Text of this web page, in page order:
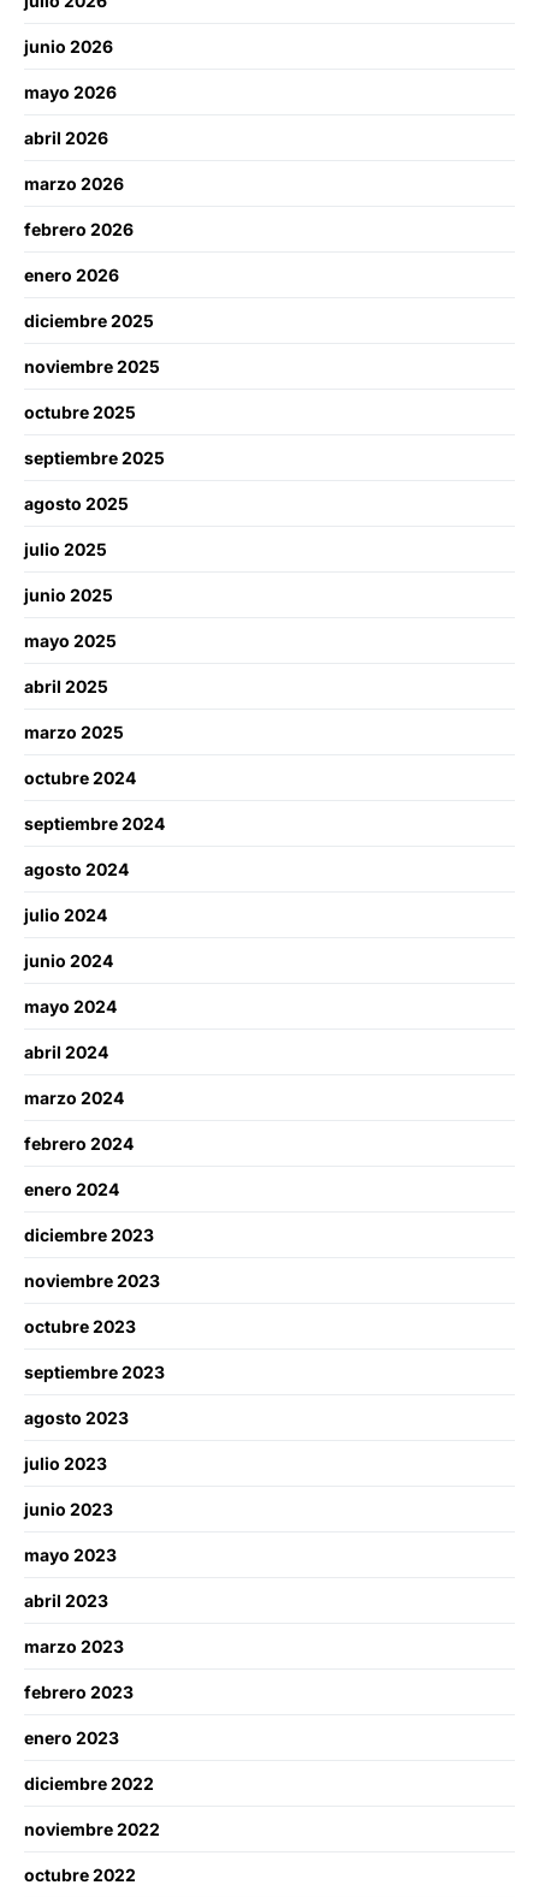
junio 2026
mayo 2026
abril 2026
marzo 2026
febrero 2026
enero 2026
diciembre 2025
noviembre 2025
octubre 2025
septiembre 2025
agosto 2025
julio 2025
junio 2025
mayo 2025
abril 2025
marzo 2025
octubre 2024
septiembre 2024
agosto 2024
julio 2024
junio 2024
mayo 2024
abril 2024
marzo 2024
febrero 2024
enero 2024
diciembre 2023
noviembre 2023
octubre 2023
septiembre 2023
agosto 2023
julio 2023
junio 2023
mayo 2023
abril 2023
marzo 2023
febrero 2023
enero 2023
diciembre 2022
noviembre 2022
octubre 2022